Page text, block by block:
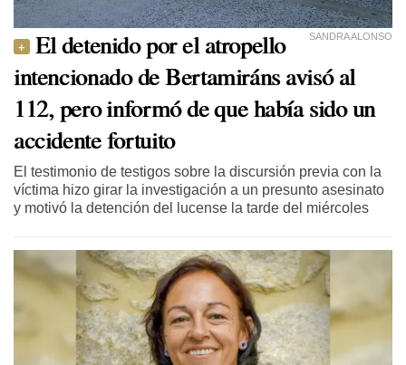
SANDRA ALONSO
El detenido por el atropello
intencionado de Bertamiráns avisó al
112, pero informó de que había sido un
accidente fortuito
El testimonio de testigos sobre la discursión previa con la
víctima hizo girar la investigación a un presunto asesinato
y motivó la detención del lucense la tarde del miércoles